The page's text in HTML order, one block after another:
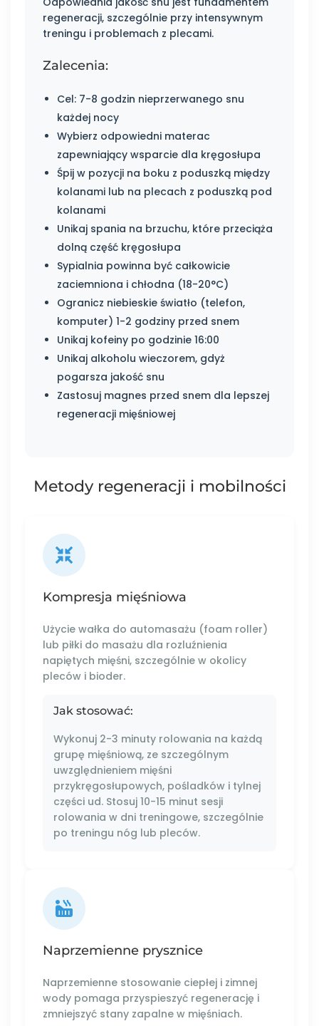
regeneracji, szczególnie przy intensywnym
treningu i problemach z plecami.
Zalecenia:
Cel: 7-8 godzin nieprzerwanego snu
każdej nocy
Wybierz odpowiedni materac
zapewniający wsparcie dla kręgosłupa
Śpij w pozycji na boku z poduszką między
kolanami lub na plecach z poduszką pod
kolanami
Unikaj spania na brzuchu, które przeciąża
dolną część kręgosłupa
Sypialnia powinna być całkowicie
zaciemniona i chłodna (18-20°C)
Ogranicz niebieskie światło (telefon,
komputer) 1-2 godziny przed snem
Unikaj kofeiny po godzinie 16:00
Unikaj alkoholu wieczorem, gdyż
pogarsza jakość snu
Zastosuj magnes przed snem dla lepszej
regeneracji mięśniowej
Metody regeneracji i mobilności
Kompresja mięśniowa
Użycie wałka do automasażu (foam roller)
lub piłki do masażu dla rozluźnienia
napiętych mięśni, szczególnie w okolicy
pleców i bioder.
Jak stosować:
Wykonuj 2-3 minuty rolowania na każdą
grupę mięśniową, ze szczególnym
uwzględnieniem mięśni
przykręgosłupowych, pośladków i tylnej
części ud. Stosuj 10-15 minut sesji
rolowania w dni treningowe, szczególnie
po treningu nóg lub pleców.
Naprzemienne prysznice
Naprzemienne stosowanie ciepłej i zimnej
wody pomaga przyspieszyć regenerację i
zmniejszyć stany zapalne w mięśniach.